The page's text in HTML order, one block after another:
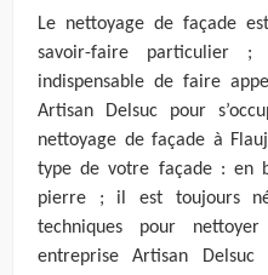
Le nettoyage de façade
savoir-faire particulier
indispensable de faire
Artisan Delsuc pour
nettoyage de façade à
type de votre façade : en
pierre ; il est toujours
techniques pour
entreprise Artisan